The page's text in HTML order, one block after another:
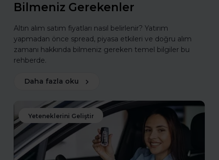
Bilmeniz Gerekenler
Altın alım satım fiyatları nasıl belirlenir? Yatırım
yapmadan önce spread, piyasa etkileri ve doğru alım
zamanı hakkında bilmeniz gereken temel bilgiler bu
rehberde.
Daha fazla oku
Yeteneklerini Geliştir